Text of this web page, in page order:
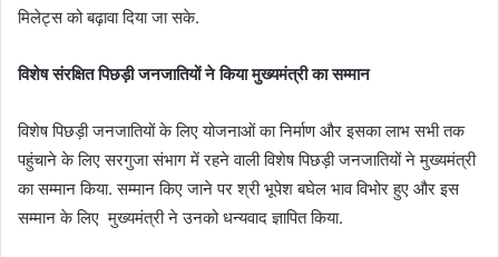
मिलेट्स को बढ़ावा दिया जा सके.
विशेष संरक्षित पिछड़ी जनजातियों ने किया मुख्यमंत्री का सम्मान
विशेष पिछड़ी जनजातियों के लिए योजनाओं का निर्माण और इसका लाभ सभी तक
पहुंचाने के लिए सरगुजा संभाग में रहने वाली विशेष पिछड़ी जनजातियों ने मुख्यमंत्री
का सम्मान किया. सम्मान किए जाने पर श्री भूपेश बघेल भाव विभोर हुए और इस
सम्मान के लिए मुख्यमंत्री ने उनको धन्यवाद ज्ञापित किया.